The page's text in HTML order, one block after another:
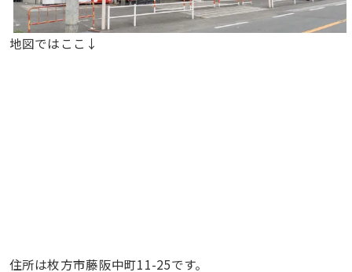
地図ではここ↓
住所は枚方市藤阪中町11-25です。